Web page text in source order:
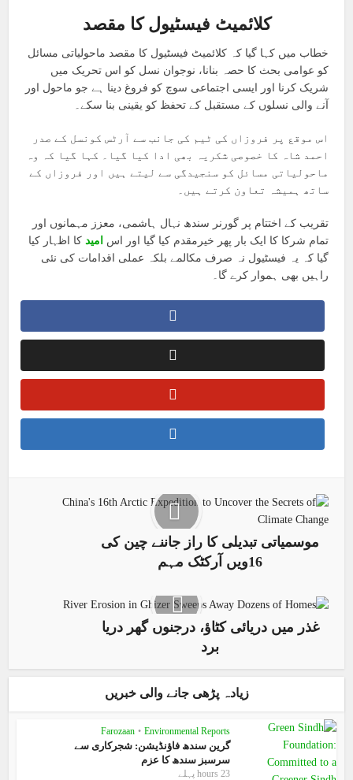
کلائمیٹ فیسٹیول کا مقصد
خطاب میں کہا گیا کہ کلائمیٹ فیسٹیول کا مقصد ماحولیاتی مسائل
کو عوامی بحث کا حصہ بنانا، نوجوان نسل کو اس تحریک میں
شریک کرنا اور ایسی اجتماعی سوچ کو فروغ دینا ہے جو ماحول اور
آنے والی نسلوں کے مستقبل کے تحفظ کو یقینی بنا سکے۔
اس موقع پر فروزاں کی ٹیم کی جانب سے آرٹس کونسل کے صدر
احمد شاہ کا خصوصی شکریہ بھی ادا کیا گیا۔ کہا گیا کہ وہ
ماحولیاتی مسائل کو سنجیدگی سے لیتے ہیں اور فروزاں کے
ساتھ ہمیشہ تعاون کرتے ہیں۔
تقریب کے اختتام پر گورنر سندھ نہال ہاشمی، معزز مہمانوں اور
تمام شرکا کا ایک بار پھر خیرمقدم کیا گیا اور اس
امیدکا اظہار کیا
گیا کہ یہ فیسٹیول نہ صرف مکالمے بلکہ عملی اقدامات کی نئی
راہیں بھی ہموار کرے گا۔
موسمیاتی تبدیلی کا راز جاننے چین کی
16ویں آرکٹک مہم
غذر میں دریائی کٹاؤ، درجنوں گھر دریا
برد
زیادہ پڑھی جانے والی خبریں
Environmental Reports
•
Farozaan
گرین سندھ فاؤنڈیشن: شجرکاری سے
سرسبز سندھ کا عزم
23 hours پہلے